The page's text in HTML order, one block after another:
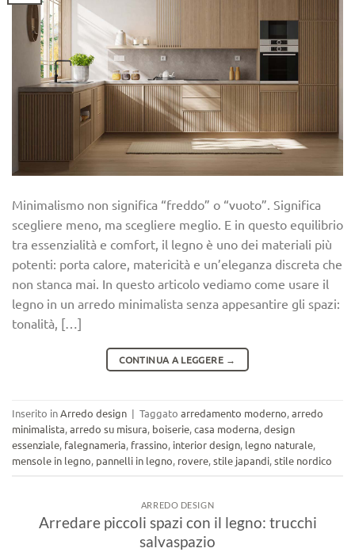
Minimalismo non significa “freddo” o “vuoto”. Significa
scegliere meno, ma scegliere meglio. E in questo equilibrio
tra essenzialità e comfort, il legno è uno dei materiali più
potenti: porta calore, matericità e un’eleganza discreta che
non stanca mai. In questo articolo vediamo come usare il
legno in un arredo minimalista senza appesantire gli spazi:
tonalità, […]
CONTINUA A LEGGERE →
Inserito inArredo design | Taggato arredamento moderno,arredo
minimalista,arredo su misura, boiserie,casa moderna,design
essenziale, falegnameria, frassino, interior design, legno naturale,
mensole in legno, pannelli in legno, rovere,stile japandi,stile nordico
ARREDO DESIGN
Arredare piccoli spazi con il legno: trucchi
salvaspazio